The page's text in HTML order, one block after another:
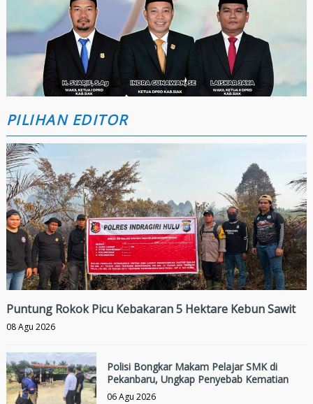
PILIHAN EDITOR
Puntung Rokok Picu Kebakaran 5 Hektare Kebun Sawit
08 Agu 2026
Polisi Bongkar Makam Pelajar SMK di
Pekanbaru, Ungkap Penyebab Kematian
06 Agu 2026